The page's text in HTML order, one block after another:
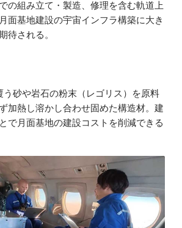
の組み立て・製造、修理を含む軌道上
面基地建設の宇宙インフラ構築に大き
待される。
砂や岩石の粉末（レゴリス）を原料
加熱し溶かし合わせ固めた構造材。建
で月面基地の建設コストを削減できる